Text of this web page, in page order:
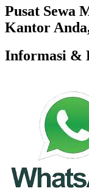
Pusat Sewa
Kantor
Informasi &